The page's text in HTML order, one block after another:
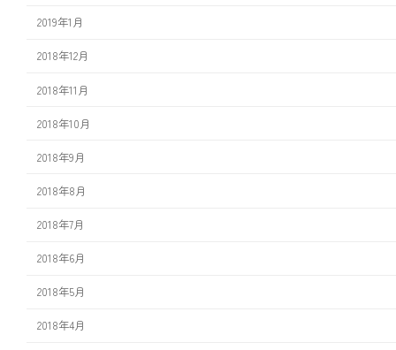
2019年1月
2018年12月
2018年11月
2018年10月
2018年9月
2018年8月
2018年7月
2018年6月
2018年5月
2018年4月